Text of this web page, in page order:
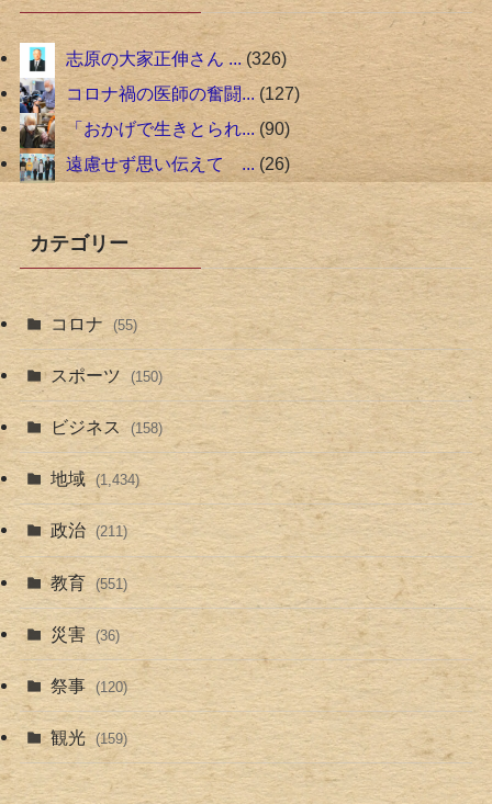
志原の大家正伸さん ... 326
コロナ禍の医師の奮闘... 127
「おかげで生きとられ... 90
遠慮せず思い伝えて ... 26
カテゴリー
コロナ (55)
スポーツ (150)
ビジネス (158)
地域 (1,434)
政治 (211)
教育 (551)
災害 (36)
祭事 (120)
観光 (159)